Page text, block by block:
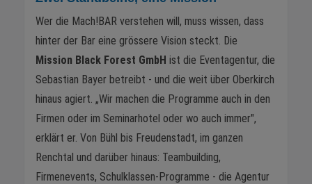
Wer die Mach!BAR verstehen will, muss wissen, dass
hinter der Bar eine grössere Vision steckt. Die
Mission Black Forest GmbH ist die Eventagentur, die
Sebastian Bayer betreibt - und die weit über Oberkirch
hinaus agiert. „Wir machen die Programme auch in den
Firmen oder im Seminarhotel oder wo auch immer",
erklärt er. Von Bühl bis Freudenstadt, im ganzen
Renchtal und darüber hinaus: Teambuilding,
Firmenevents, Schulklassen-Programme - die Agentur